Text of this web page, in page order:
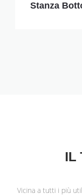
Stanza
IL
Vicina a tutti i più